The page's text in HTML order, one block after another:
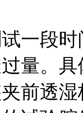
一段
量。
前透